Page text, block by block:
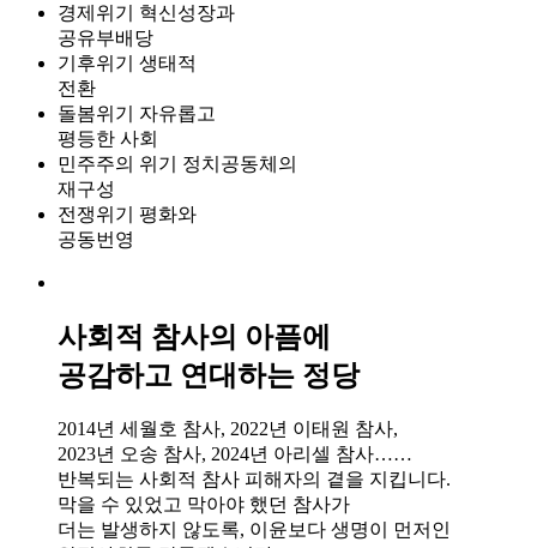
경제위기
혁신성장과
공유부배당
기후위기
생태적
전환
돌봄위기
자유롭고
평등한 사회
민주주의 위기
정치공동체의
재구성
전쟁위기
평화와
공동번영
사회적 참사의 아픔에
공감하고 연대하는 정당
2014년 세월호 참사, 2022년 이태원 참사,
2023년 오송 참사, 2024년 아리셀 참사……
반복되는 사회적 참사 피해자의 곁을 지킵니다.
막을 수 있었고 막아야 했던 참사가
더는 발생하지 않도록, 이윤보다 생명이 먼저인